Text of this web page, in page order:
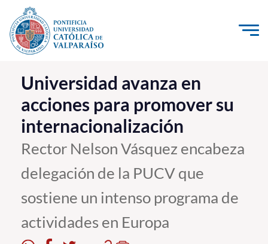
Click acá para ir directamente al contenido
La Universidad
Investigación, Creación e Innovación
PUCV Internacional
Vinculación con el Medio
Admisión
Pregrado
Postgrado
Universidad avanza en
acciones para promover su
internacionalización
Rector Nelson Vásquez encabeza
delegación de la PUCV que
sostiene un intenso programa de
actividades en Europa